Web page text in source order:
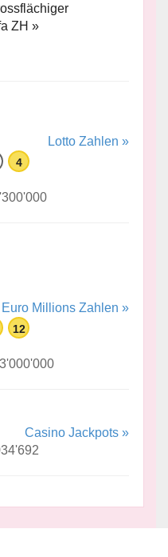
ZH »
Lotto Zahlen »
4
Euro Millions Zahlen »
12
Casino Jackpots »